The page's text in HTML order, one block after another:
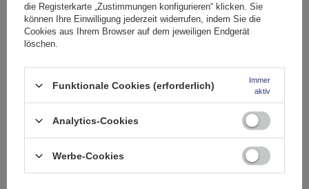
Peruzzo Firenze 2 E-Bike – Heckklappen-Fahrradträger
174,99 €
Niedrigster Preis in 30 Tagen vor Rabatt:
die Registerkarte „Zustimmungen konfigurieren“ klicken. Sie
können Ihre Einwilligung jederzeit widerrufen, indem Sie die
Cookies aus Ihrem Browser auf dem jeweiligen Endgerät
löschen.
Funktionale Cookies (erforderlich)
Immer
aktiv
Analytics-Cookies
Werbe-Cookies